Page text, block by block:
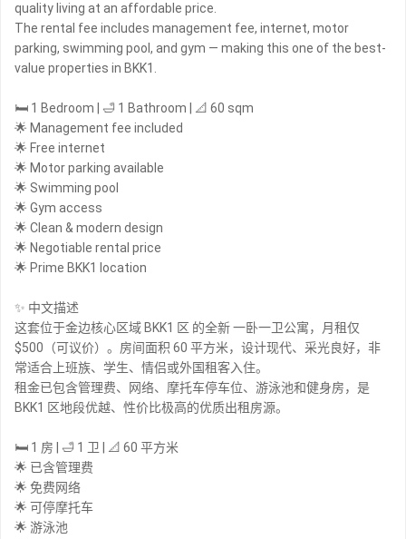
quality living at an affordable price.
The rental fee includes management fee, internet, motor
parking, swimming pool, and gym — making this one of the best-
value properties in BKK1.
🛏 1 Bedroom | 🛁 1 Bathroom | 📐 60 sqm
🌟 Management fee included
🌟 Free internet
🌟 Motor parking available
🌟 Swimming pool
🌟 Gym access
🌟 Clean & modern design
🌟 Negotiable rental price
🌟 Prime BKK1 location
✨ 中文描述
这套位于金边核心区域 BKK1 区 的全新 一卧一卫公寓，月租仅
$500（可议价）。房间面积 60 平方米，设计现代、采光良好，非
常适合上班族、学生、情侣或外国租客入住。
租金已包含管理费、网络、摩托车停车位、游泳池和健身房，是
BKK1 区地段优越、性价比极高的优质出租房源。
🛏 1 房 | 🛁 1 卫 | 📐 60 平方米
🌟 已含管理费
🌟 免费网络
🌟 可停摩托车
🌟 游泳池